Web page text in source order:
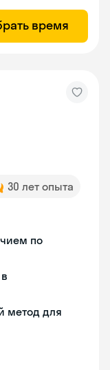
время
30 лет опыта
по
метод для